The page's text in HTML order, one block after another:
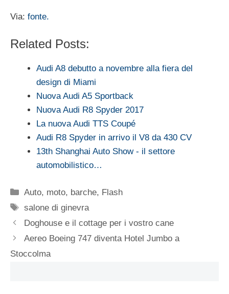
Via: fonte.
Related Posts:
Audi A8 debutto a novembre alla fiera del
design di Miami
Nuova Audi A5 Sportback
Nuova Audi R8 Spyder 2017
La nuova Audi TTS Coupé
Audi R8 Spyder in arrivo il V8 da 430 CV
13th Shanghai Auto Show - il settore
automobilistico…
Categorie
Auto, moto, barche, Flash
Tag
salone di ginevra
Doghouse e il cottage per i vostro cane
Aereo Boeing 747 diventa Hotel Jumbo a
Stoccolma